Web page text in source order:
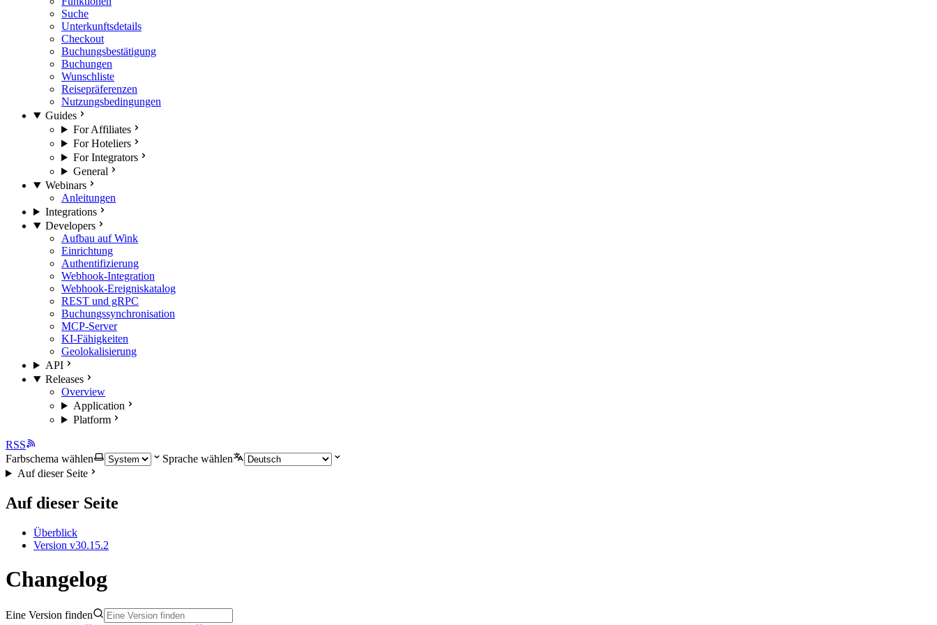
Suche
Unterkunftsdetails
Checkout
Buchungsbestätigung
Buchungen
Wunschliste
Reisepräferenzen
Nutzungsbedingungen
Guides
For Affiliates
For Hoteliers
For Integrators
General
Webinars
Anleitungen
Integrations
Developers
Aufbau auf Wink
Einrichtung
Authentifizierung
Webhook-Integration
Webhook-Ereigniskatalog
REST und gRPC
Buchungssynchronisation
MCP-Server
KI-Fähigkeiten
Geolokalisierung
API
Releases
Overview
Application
Platform
RSS
Farbschema wählen
Sprache wählen
Auf dieser Seite
Auf dieser Seite
Überblick
Version v30.15.2
Changelog
Eine Version finden